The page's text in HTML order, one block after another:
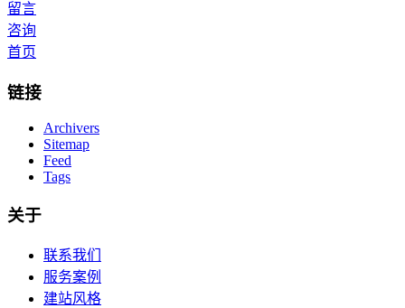
留言
咨询
首页
链接
Archivers
Sitemap
Feed
Tags
关于
联系我们
服务案例
建站风格